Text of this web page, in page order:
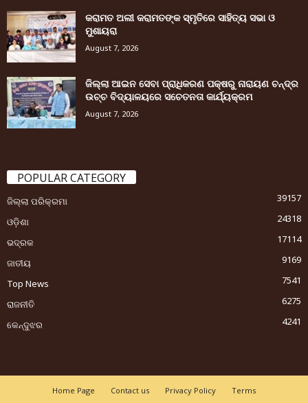
କରାମତ ଅଲୀ କରାମତଙ୍କ ସ୍ମୃତିରେ ସାହିତ୍ୟ ସଭା ଓ
ମୁଶାୟରା
August 7, 2026
ଜିଲ୍ଲା ଆଇନ ସେବା ପ୍ରାଧିକରଣ ପକ୍ଷରୁ ନାରାୟଣ ଚନ୍ଦ୍ର
ଉଚ୍ଚ ବିଦ୍ୟାଳୟରେ ସଚେତନତା କାର୍ଯ୍ୟକ୍ରମ
August 7, 2026
POPULAR CATEGORY
ଜିଲ୍ଲା ପରିକ୍ରମା
39157
ଓଡ଼ିଶା
24318
ଭଦ୍ରକ
17114
ଜାତୀୟ
9169
Top News
7541
ରାଜନୀତି
6275
କେନ୍ଦୁଝର
4241
Home Page Contact us Privacy Policy Terms